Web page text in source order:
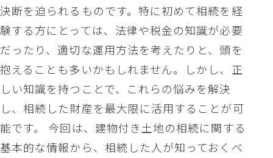
決断を迫られるものです。特に初めて相続を経
験する方にとっては、法律や税金の知識が必要
だったり、適切な運用方法を考えたりと、頭を
抱えることも多いかもしれません。しかし、正
しい知識を持つことで、これらの悩みを解決
し、相続した財産を最大限に活用することが可
能です。 今回は、建物付き土地の相続に関する
基本的な情報から、相続した人が知っておくべ